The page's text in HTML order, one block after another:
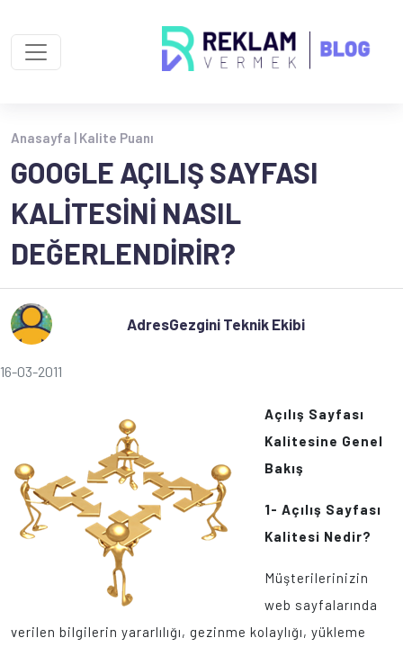
Anasayfa | Kalite Puanı
GOOGLE AÇILIŞ SAYFASI
KALITESINI NASIL
DEĞERLENDIRIR?
AdresGezgini Teknik Ekibi
16-03-2011
Açılış Sayfası
Kalitesine Genel
Bakış
1- Açılış Sayfası
Kalitesi Nedir?
Müşterilerinizin
web sayfalarında
verilen bilgilerin yararlılığı, gezinme kolaylığı, yükleme